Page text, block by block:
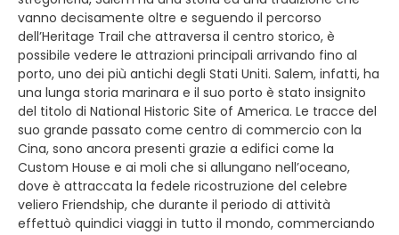
vanno decisamente oltre e seguendo il percorso
dell’Heritage Trail che attraversa il centro storico, è
possibile vedere le attrazioni principali arrivando fino al
porto, uno dei più antichi degli Stati Uniti. Salem, infatti, ha
una lunga storia marinara e il suo porto è stato insignito
del titolo di National Historic Site of America. Le tracce del
suo grande passato come centro di commercio con la
Cina, sono ancora presenti grazie a edifici come la
Custom House e ai moli che si allungano nell’oceano,
dove è attraccata la fedele ricostruzione del celebre
veliero Friendship, che durante il periodo di attività
effettuò quindici viaggi in tutto il mondo, commerciando